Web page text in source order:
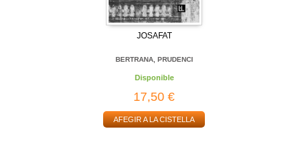
JOSAFAT
BERTRANA, PRUDENCI
Disponible
17,50 €
AFEGIR A LA CISTELLA